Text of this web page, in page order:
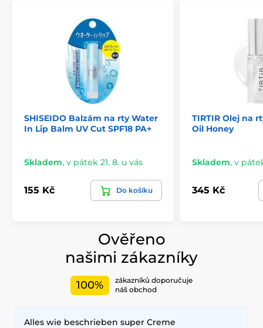
SHISEIDO Balzám na rty Water
In Lip Balm UV Cut SPF18 PA+
Skladem, v pátek 21. 8. u vás
155 Kč Do košíku
TIRTIR Olej na
Oil Honey
Skladem, v
345 Kč
Ověřeno
našimi zákazníky
100%
zákazníků doporučuje
náš obchod
Alles wie beschrieben super Creme